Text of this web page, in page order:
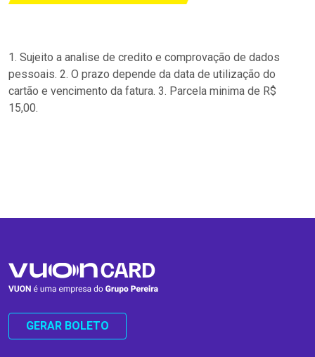
1. Sujeito a analise de credito e comprovação de dados
pessoais. 2. O prazo depende da data de utilização do
cartão e vencimento da fatura. 3. Parcela minima de R$
15,00.
GERAR BOLETO